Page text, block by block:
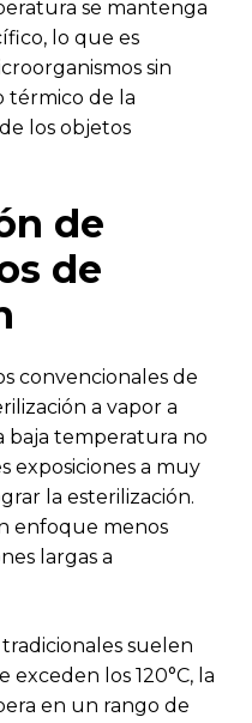
se mantenga
lo que es
sin
térmico de la
los objetos
de
de
convencionales de
a vapor a
baja temperatura no
exposiciones a muy
la esterilización.
enfoque menos
largas a
suelen
los 120°C, la
en un rango de